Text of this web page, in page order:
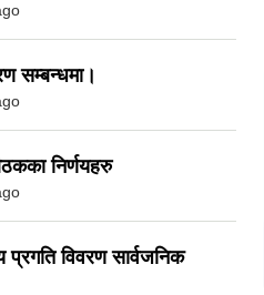
सम्बन्धमा।
निर्णयहरु
विवरण सार्वजनिक